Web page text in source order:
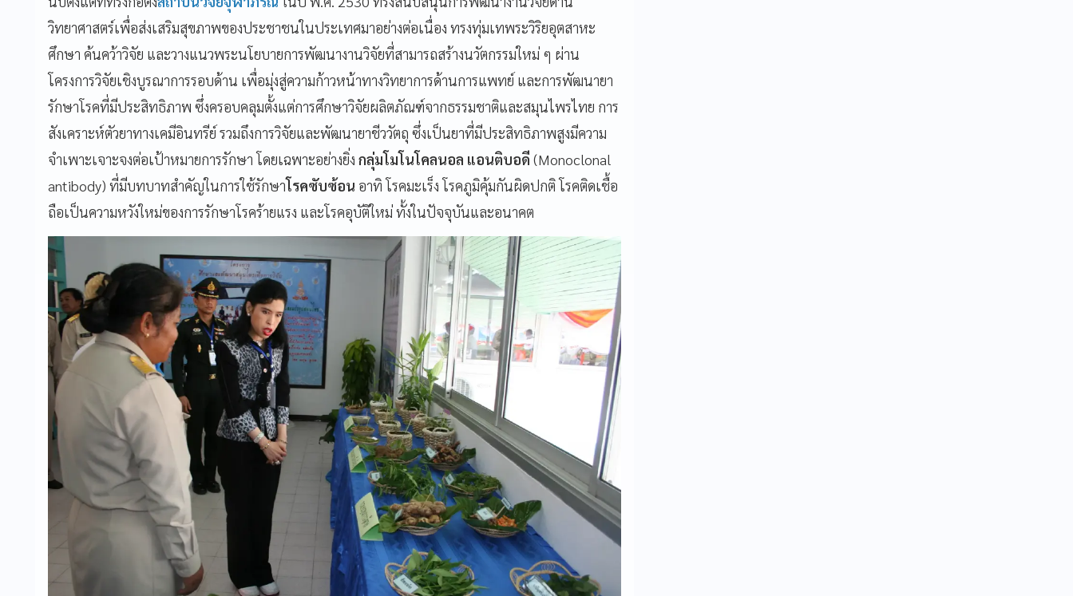
วิทยาศาสตร์เพื่อส่งเสริมสุขภาพของประชาชนในประเทศมาอย่างต่อเนื่อง ทรงทุ่มเทพระวิริยอุตสาหะ
ศึกษา ค้นคว้าวิจัย และวางแนวพระนโยบายการพัฒนางานวิจัยที่สามารถสร้างนวัตกรรมใหม่ ๆ ผ่าน
โครงการวิจัยเชิงบูรณาการรอบด้าน เพื่อมุ่งสู่ความก้าวหน้าทางวิทยาการด้านการแพทย์ และการพัฒนายา
รักษาโรคที่มีประสิทธิภาพ ซึ่งครอบคลุมตั้งแต่การศึกษาวิจัยผลิตภัณฑ์จากธรรมชาติและสมุนไพรไทย การ
สังเคราะห์ตัวยาทางเคมีอินทรีย์ รวมถึงการวิจัยและพัฒนายาชีววัตถุ ซึ่งเป็นยาที่มีประสิทธิภาพสูงมีความ
จำเพาะเจาะจงต่อเป้าหมายการรักษา โดยเฉพาะอย่างยิ่ง กลุ่มโมโนโคลนอล แอนติบอดี (Monoclonal
antibody) ที่มีบทบาทสำคัญในการใช้รักษาโรคซับซ้อน อาทิ โรคมะเร็ง โรคภูมิคุ้มกันผิดปกติ โรคติดเชื้อ
ถือเป็นความหวังใหม่ของการรักษาโรคร้ายแรง และโรคอุบัติใหม่ ทั้งในปัจจุบันและอนาคต